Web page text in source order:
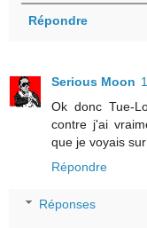
Répondre
Serious Moon
Ok donc Tue-
contre j'ai
que je voyais
Répondre
Réponses